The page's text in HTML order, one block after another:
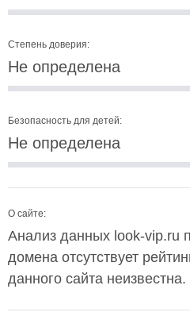
Степень доверия:
Не определена
Безопасность для детей:
Не определена
О сайте:
Анализ данных look-vip.ru
домена отсутствует
данного сайта неизвестна.